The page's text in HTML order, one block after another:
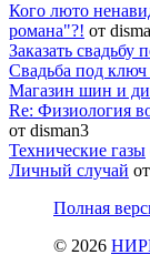
Кого люто
романа"?! от
Заказать свадьбу
Cвадьба под
Магазин шин и
Re: Физиология
от disman3
Технические газы
Личный случай
Полная
© 2026